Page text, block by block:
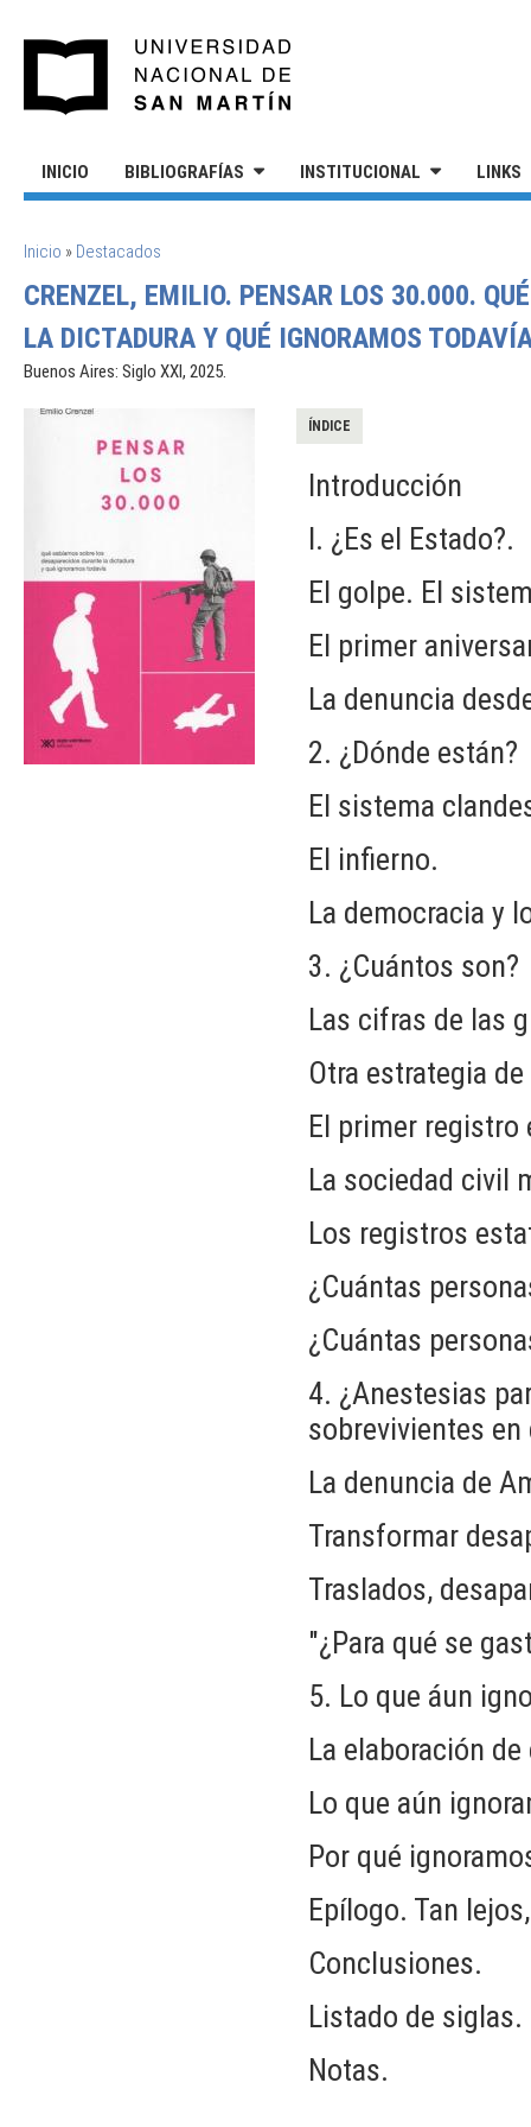
INICIO BIBLIOGRAFÍAS INSTITUCIONAL LINKS
SE ENCUENTRA USTED AQUÍ
Inicio » Destacados
CRENZEL, EMILIO. PENSAR LOS 30.000.
LA DICTADURA Y QUÉ IGNORAMOS
Buenos Aires: Siglo XXI, 2025.
ÍNDICE
Introducción
I. ¿Es el Estado?.
El golpe. El
El primer
La denuncia
2. ¿Dónde están?
El sistema
El infierno.
La democracia y
3. ¿Cuántos son?
Las cifras de las
Otra estrategia
El primer registro
La sociedad civil
Los registros
¿Cuántas
¿Cuántas
4. ¿Anestesias
sobrevivientes en
La denuncia de
Transformar
Traslados,
"¿Para qué se
5. Lo que áun
La elaboración
Lo que aún
Por qué
Epílogo. Tan
Conclusiones.
Listado de siglas.
Notas.